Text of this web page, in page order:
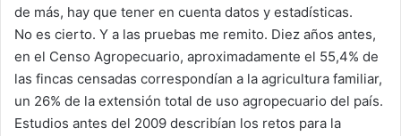
de más, hay que tener en cuenta datos y estadísticas.
No es cierto. Y a las pruebas me remito. Diez años antes,
en el Censo Agropecuario, aproximadamente el 55,4% de
las fincas censadas correspondían a la agricultura familiar,
un 26% de la extensión total de uso agropecuario del país.
Estudios antes del 2009 describían los retos para la